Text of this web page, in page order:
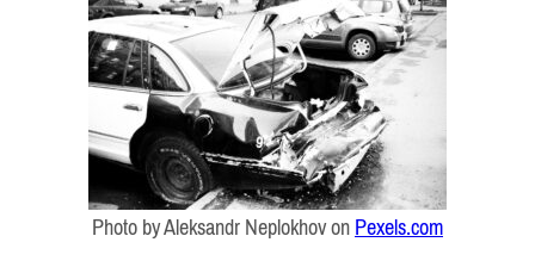
Photo by Aleksandr Neplokhov onPexels.com